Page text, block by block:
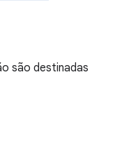
são destinadas